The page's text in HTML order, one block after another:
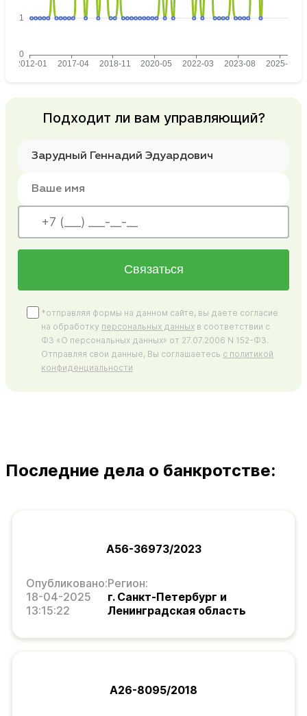
Подходит ли вам управляющий?
Связаться
*отправляя формы на данном сайте, вы даете согласие
на обработку персональных данных в соответствии с
ФЗ «О персональных данных» от 27.07.2006 N 152-ФЗ.
Отправляя свои данные, Вы соглашаетесь с политикой
конфиденциальности
Последние дела о банкротстве:
А56-36973/2023
Опубликовано:
18-04-2025
13:15:22
Регион:
г. Санкт-Петербург и
Ленинградская область
А26-8095/2018